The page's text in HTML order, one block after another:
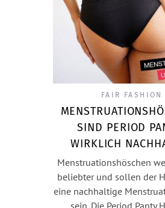
FAIR FASHION
SIND PERIOD
WIRKLICH
Menstruationshöschen
beliebter und sollen der
eine nachhaltige
sein. Die Period Panty